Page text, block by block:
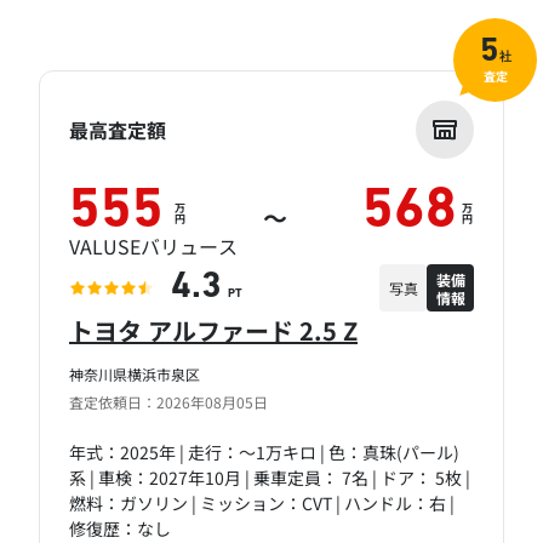
神奈川県横浜市泉区
査定依頼日：2026年08月05日
トヨタ アルファード 2.5 Z
年式：2025年 | 走行：～1万キロ | 色：真珠(パール)
系 | 車検：2027年10月 | 乗車定員： 7名 | ドア： 5枚 |
燃料：ガソリン | ミッション：CVT | ハンドル：右 |
修復歴：なし
最高査定額
555 万
円 ～ 568 万
円
VALUSEバリュース
4.3 PT 写真
装備
情報
5社
査定